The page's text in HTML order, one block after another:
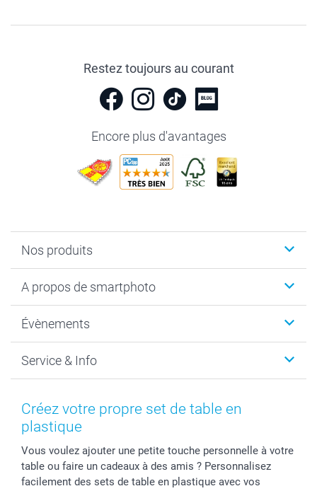
Restez toujours au courant
Encore plus d'avantages
Nos produits
Cadeaux photo
MyNameBook
Développement photo & Tirage photo
Cadres photo & accessoires déco
Calendrier photos & Agendas photo
Chèque Cadeau
A propos de smartphoto
Durabilité
Gestion des cookies
Mentions Légales
Presse
Investor Relations
B2B smartbusiness
Évènements
Nouvel An
Fête des Mères
Fête des Pères
Mariage
Fête d'anniversaire
Service & Info
Tarifs et frais de livraison
Livraison
Modes de Paiement
Identifiez-vous
Créez votre propre set de table en
plastique
Vous voulez ajouter une petite touche personnelle à votre
table ou faire un cadeaux à des amis ? Personnalisez
facilement des sets de table en plastique avec vos